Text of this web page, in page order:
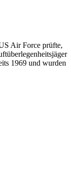
Air Force prüfte,
1969 und wurden